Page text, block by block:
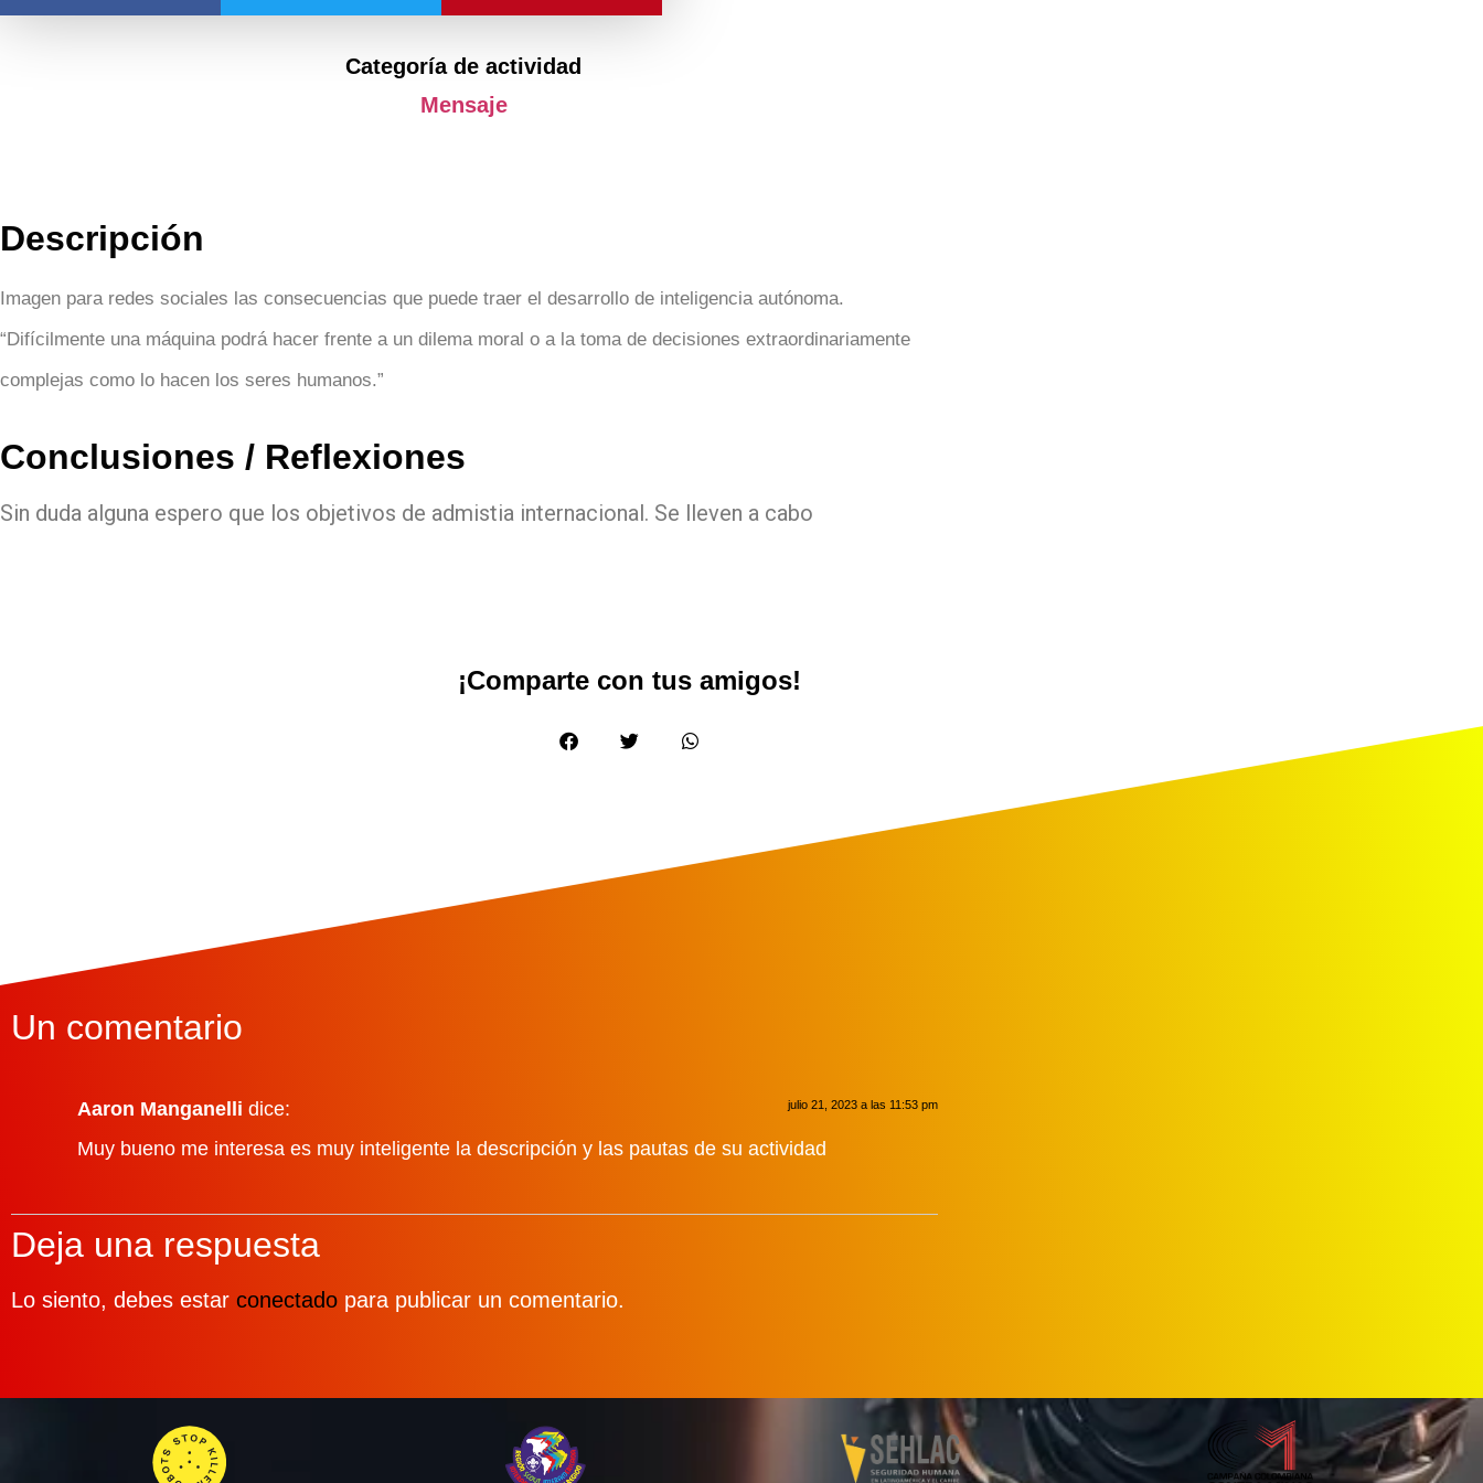
Categoría de actividad
Mensaje
Descripción
Imagen para redes sociales las consecuencias que puede traer el desarrollo de inteligencia autónoma.
“Difícilmente una máquina podrá hacer frente a un dilema moral o a la toma de decisiones extraordinariamente
complejas como lo hacen los seres humanos.”
Conclusiones / Reflexiones
Sin duda alguna espero que los objetivos de admistia internacional. Se lleven a cabo
¡Comparte con tus amigos!
Un comentario
Aaron Manganelli dice: julio 21, 2023 a las 11:53 pm
Muy bueno me interesa es muy inteligente la descripción y las pautas de su actividad
Deja una respuesta
Lo siento, debes estar conectado para publicar un comentario.